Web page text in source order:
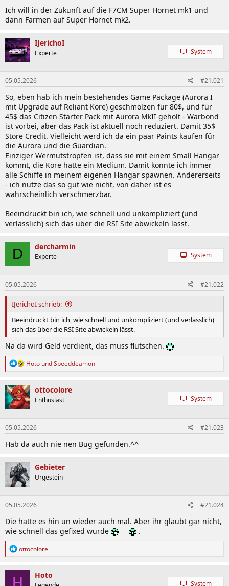
Ich will in der Zukunft auf die F7CM Super Hornet mk1 und
dann Farmen auf Super Hornet mk2.
IJerichoI
Experte System
05.05.2026 #21.021
So, eben hab ich mein bestehendes Game Package (Aurora I
mit Upgrade auf Reliant Kore) geschmolzen für 80$, und für
45$ das Citizen Starter Pack mit Aurora MkII geholt - Warbond
ist vorbei, aber das Pack ist aktuell noch reduziert. Damit 35$
Store Credit. Vielleicht werd ich da ein paar Paints kaufen für
die Aurora und die Guardian.
Einziger Wermutstropfen ist, dass sie mit einem Small Hangar
kommt, die Kore hatte ein Medium. Damit konnte ich immer
alle Schiffe in meinem eigenen Hangar spawnen. Andererseits
- ich nutze das so gut wie nicht, von daher ist es
wahrscheinlich verschmerzbar.
Beeindruckt bin ich, wie schnell und unkompliziert (und
verlässlich) sich das über die RSI Site abwickeln lässt.
D dercharmin
Experte System
05.05.2026 #21.022
IJerichoI schrieb:
Beeindruckt bin ich, wie schnell und unkompliziert (und verlässlich)
sich das über die RSI Site abwickeln lässt.
Na da wird Geld verdient, das muss flutschen.
R
k
t
i
o
n
e
n
:
Hoto undSpeeddeamon
ottocolore
Enthusiast System
05.05.2026 #21.023
Hab da auch nie nen Bug gefunden.^^
Gebieter
Urgestein
05.05.2026 #21.024
Die hatte es hin un wieder auch mal. Aber ihr glaubt gar nicht,
wie schnell das gefixed wurde
.
R
k
t
ottocolore
H Hoto
System